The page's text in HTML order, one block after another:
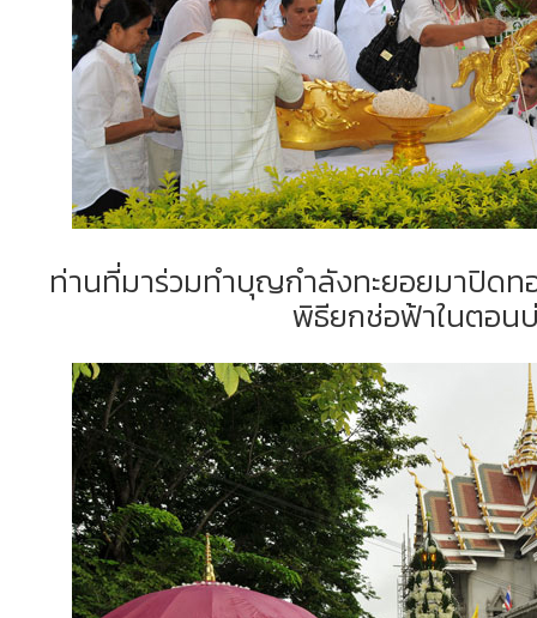
ท่านที่มาร่วมทำบุญกำลังทะยอยมาปิดท
พิธียกช่อฟ้าในตอน